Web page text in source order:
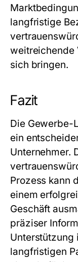
langfristige
weitreichende
sich bringen.
Fazit
Die Gewerbe-
ein
Unternehmer.
Prozess kann
einem
Geschäft
präziser
Unterstützung
langfristigen